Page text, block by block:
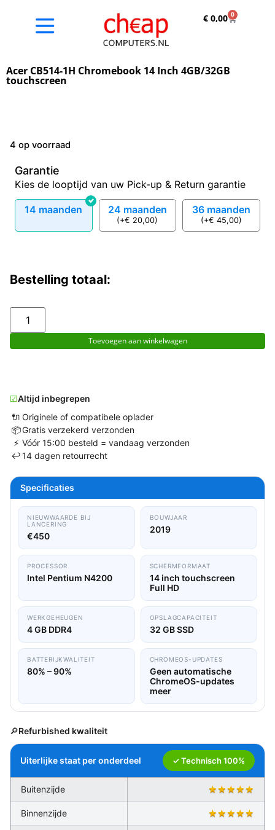
€0,00 0
Acer CB514-1H Chromebook 14 Inch 4GB/32GB
touchscreen
4 op voorraad
Garantie
Kies de looptijd van uw Pick-up & Return garantie
14 maanden 24 maanden
(+€ 20,00)
36 maanden
(+€ 45,00)
Bestelling totaal:
Toevoegen aan winkelwagen
☑Altijd inbegrepen
🔌 Originele of compatibele oplader
📦Gratis verzekerd verzonden
⚡ Vóór 15:00 besteld = vandaag verzonden
↩14 dagen retourrecht
Specificaties
NIEUWWAARDE BIJ
LANCERING
€450
BOUWJAAR
2019
PROCESSOR
Intel Pentium N4200
SCHERMFORMAAT
14 inch touchscreen
Full HD
WERKGEHEUGEN
4 GB DDR4
OPSLAGCAPACITEIT
32 GB SSD
BATTERIJKWALITEIT
80% – 90%
CHROMEOS-UPDATES
Geen automatische
ChromeOS-updates
meer
🔎Refurbished kwaliteit
Uiterlijke staat per onderdeel ✓ Technisch 100%
Buitenzijde ★★★★★
Binnenzijde ★★★★★